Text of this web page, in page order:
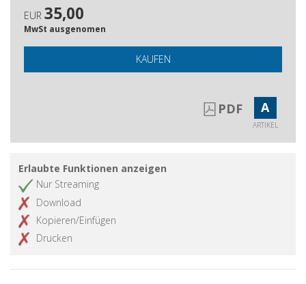
EUR 35,00
MwSt ausgenomen
KAUFEN
PDF A
ARTIKEL
Erlaubte Funktionen anzeigen
Nur Streaming
Download
Kopieren/Einfügen
Drucken